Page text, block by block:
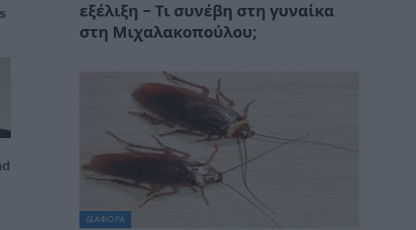
εξέλιξη – Τι συνέβη στη γυναίκα
στη Μιχαλακοπούλου;
ΔΙΆΦΟΡΑ